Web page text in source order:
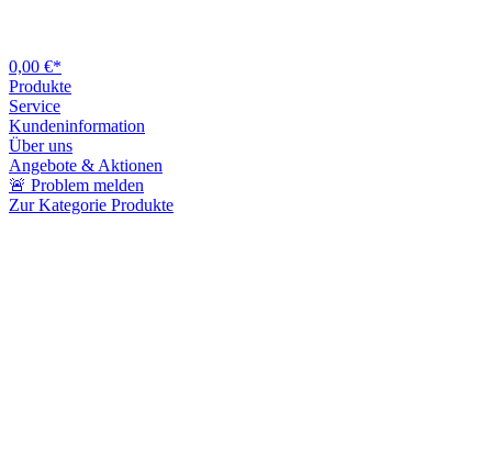
0,00 €*
Produkte
Service
Kundeninformation
Über uns
Angebote & Aktionen
🚨 Problem melden
Zur Kategorie Produkte